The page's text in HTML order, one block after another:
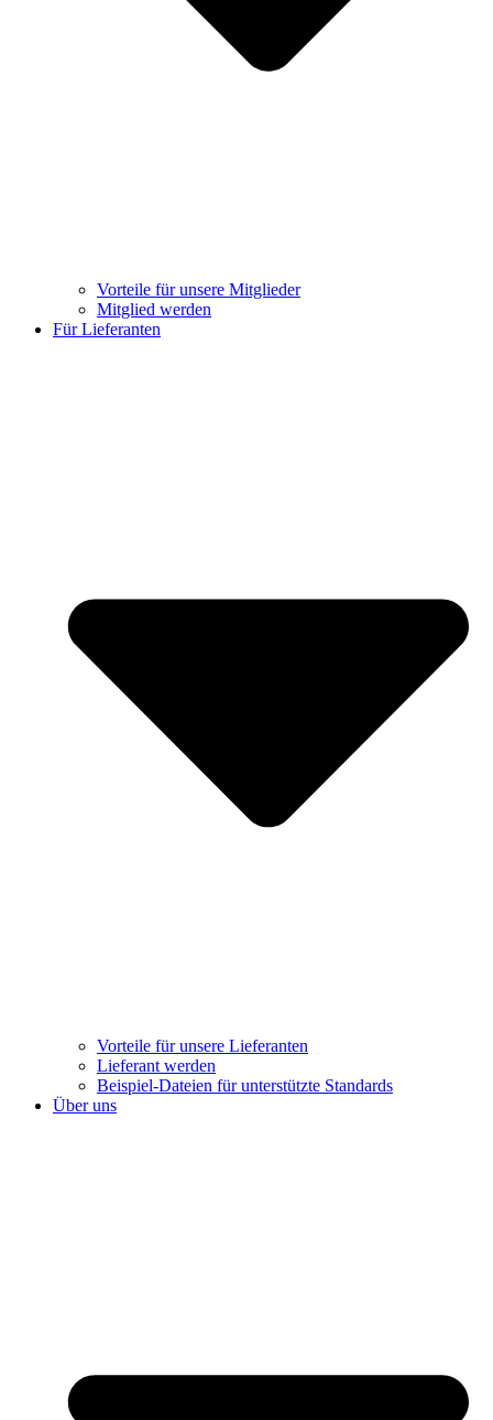
Vorteile für unsere Mitglieder
Mitglied werden
Für Lieferanten
Vorteile für unsere Lieferanten
Lieferant werden
Beispiel-Dateien für unterstützte Standards
Über uns